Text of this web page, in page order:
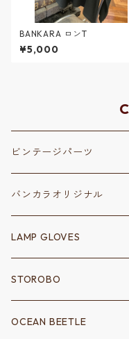
BANKARA ロンT
¥5,000
ビンテージパーツ
保安部品
リフレクター
変速装置
シフトノブ
シフトゲート
シャーシ
フェンダーアクセサリー
電装系
バンカラオリジナル
ステッカー
キーホルダー
ウェア
LAMP GLOVES
STOROBO
ツールバッグ
OCEAN BEETLE